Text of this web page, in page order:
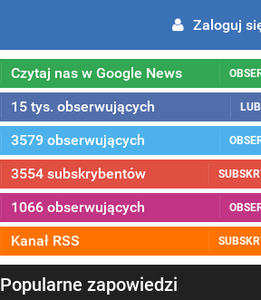
Zaloguj
Czytaj nas w Google News
15 tys. obserwujących
3579 obserwujących
3554 subskrybentów
1066 obserwujących
Kanał RSS
Popularne zapowiedzi